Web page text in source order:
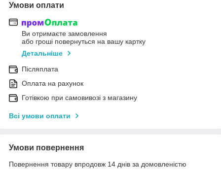
Умови оплати
Ви отримаєте замовлення
або гроші повернуться на вашу картку
Детальніше
Післяплата
Оплата на рахунок
Готівкою при самовивозі з магазину
Всі умови оплати
Умови повернення
Повернення товару впродовж 14 днів за домовленістю